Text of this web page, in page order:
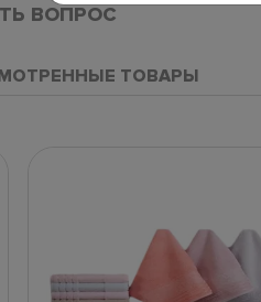
ВОПРОС
ТОВАРЫ